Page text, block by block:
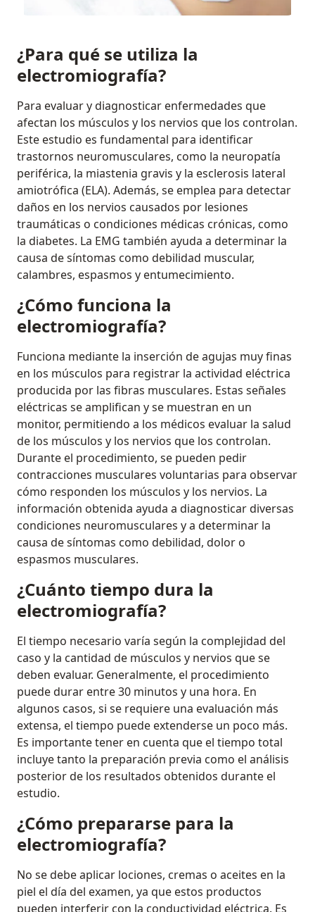
¿Para qué se utiliza la
electromiografía?
Para evaluar y diagnosticar enfermedades que
afectan los músculos y los nervios que los controlan.
Este estudio es fundamental para identificar
trastornos neuromusculares, como la neuropatía
periférica, la miastenia gravis y la esclerosis lateral
amiotrófica (ELA). Además, se emplea para detectar
daños en los nervios causados por lesiones
traumáticas o condiciones médicas crónicas, como
la diabetes. La EMG también ayuda a determinar la
causa de síntomas como debilidad muscular,
calambres, espasmos y entumecimiento.
¿Cómo funciona la
electromiografía?
Funciona mediante la inserción de agujas muy finas
en los músculos para registrar la actividad eléctrica
producida por las fibras musculares. Estas señales
eléctricas se amplifican y se muestran en un
monitor, permitiendo a los médicos evaluar la salud
de los músculos y los nervios que los controlan.
Durante el procedimiento, se pueden pedir
contracciones musculares voluntarias para observar
cómo responden los músculos y los nervios. La
información obtenida ayuda a diagnosticar diversas
condiciones neuromusculares y a determinar la
causa de síntomas como debilidad, dolor o
espasmos musculares.
¿Cuánto tiempo dura la
electromiografía?
El tiempo necesario varía según la complejidad del
caso y la cantidad de músculos y nervios que se
deben evaluar. Generalmente, el procedimiento
puede durar entre 30 minutos y una hora. En
algunos casos, si se requiere una evaluación más
extensa, el tiempo puede extenderse un poco más.
Es importante tener en cuenta que el tiempo total
incluye tanto la preparación previa como el análisis
posterior de los resultados obtenidos durante el
estudio.
¿Cómo prepararse para la
electromiografía?
No se debe aplicar lociones, cremas o aceites en la
piel el día del examen, ya que estos productos
pueden interferir con la conductividad eléctrica. Es